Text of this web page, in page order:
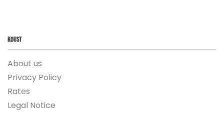
Koust
About us
Privacy Policy
Rates
Legal Notice